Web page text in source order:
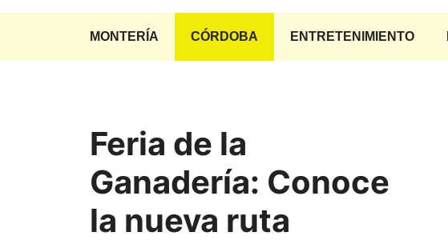
MONTERÍA CÓRDOBA ENTRETENIMIENTO
Feria de la
Ganadería: Conoce
la nueva ruta